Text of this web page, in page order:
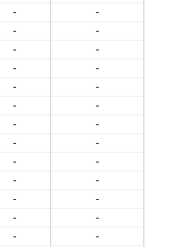
-
-
-
-
-
-
-
-
-
-
-
-
-
-
-
-
-
-
-
-
-
-
-
-
-
-